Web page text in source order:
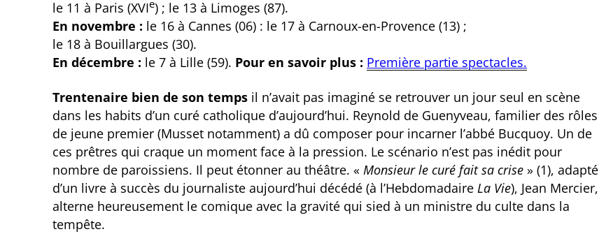
le 11 à Paris (XVIe) ; le 13 à Limoges (87).
En novembre : le 16 à Cannes (06) : le 17 à Carnoux-en-Provence (13) ;
le 18 à Bouillargues (30).
En décembre : le 7 à Lille (59). Pour en savoir plus : Première partie spectacles.
Trentenaire bien de son temps il n’avait pas imaginé se retrouver un jour seul en scène
dans les habits d’un curé catholique d’aujourd’hui. Reynold de Guenyveau, familier des rôles
de jeune premier (Musset notamment) a dû composer pour incarner l’abbé Bucquoy. Un de
ces prêtres qui craque un moment face à la pression. Le scénario n’est pas inédit pour
nombre de paroissiens. Il peut étonner au théâtre. «Monsieur le curé fait sa crise » (1), adapté
d’un livre à succès du journaliste aujourd’hui décédé (à l’HebdomadaireLa Vie), Jean Mercier,
alterne heureusement le comique avec la gravité qui sied à un ministre du culte dans la
tempête.